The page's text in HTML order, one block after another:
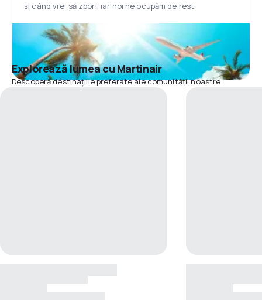
și când vrei să zbori, iar noi ne ocupăm de rest.
Explorează lumea cu Martinair
Descoperă destinațiile preferate ale comunității noastre